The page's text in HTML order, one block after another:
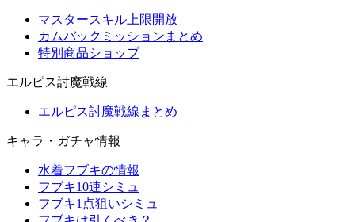
マスタースキル上限開放
カムバックミッションまとめ
特別商品ショップ
エルピス討魔戦線
エルピス討魔戦線まとめ
キャラ・ガチャ情報
水着フブキの情報
フブキ10連シミュ
フブキ1点狙いシミュ